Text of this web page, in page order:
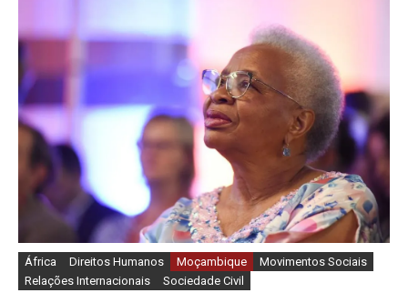
África Direitos Humanos Moçambique
Movimentos Sociais
Relações Internacionais
Sociedade Civil